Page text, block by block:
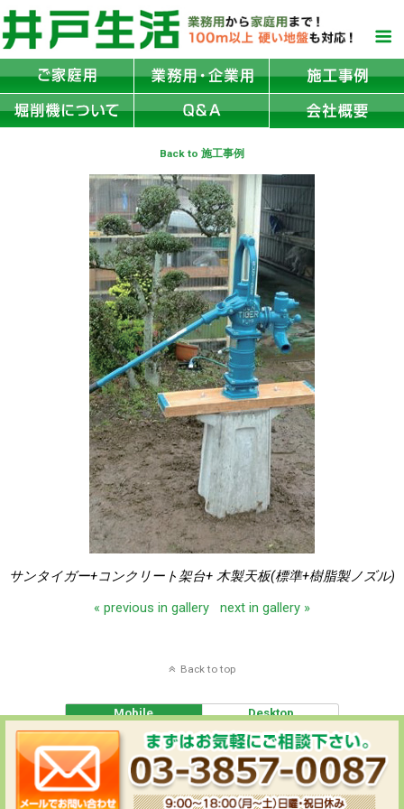
Back to 施工事例
サンタイガー+コンクリート架台+ 木製天板(標準+樹脂製ノズル)
« previous in gallery
next in gallery »
Back to top
Mobile Desktop